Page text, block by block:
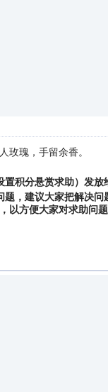
玫瑰，手留余香。
积分悬赏求助）发放
，建议大家把解决
以方便大家对求助